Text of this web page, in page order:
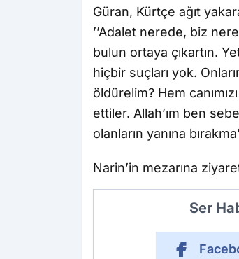
Güran, Kürtçe ağıt
’’Adalet nerede, biz
bulun ortaya çıkartın.
hiçbir suçları yok.
öldürelim? Hem
ettiler. Allah’ım ben
olanların yanına
Narin’in mezarına
Ser